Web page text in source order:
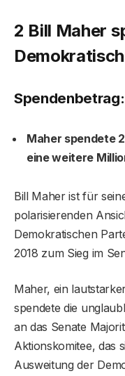
2 Bill Maher
Maher spendete
eine weitere
Bill Maher ist für
polarisierenden
Demokratischen
2018 zum Sieg im
Maher, ein
spendete die
an das Senate
Aktionskomitee, das
Ausweitung der